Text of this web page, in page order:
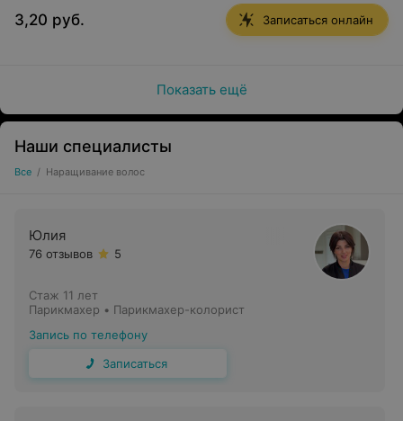
3,20 руб. Записаться онлайн
Показать ещё
Наши специалисты
Все / Наращивание волос
Юлия
76 отзывов 5
Стаж 11 лет
Парикмахер • Парикмахер-колорист
Запись по телефону
Записаться